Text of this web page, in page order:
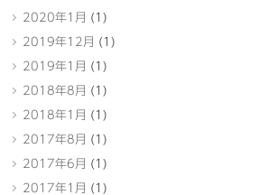
2020年1月 (1)
2019年12月 (1)
2019年1月 (1)
2018年8月 (1)
2018年1月 (1)
2017年8月 (1)
2017年6月 (1)
2017年1月 (1)